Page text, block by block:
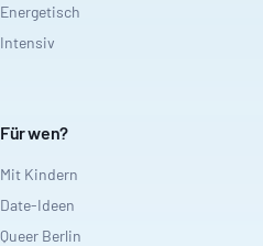
Energetisch
Intensiv
Für wen?
Mit Kindern
Date-Ideen
Queer Berlin